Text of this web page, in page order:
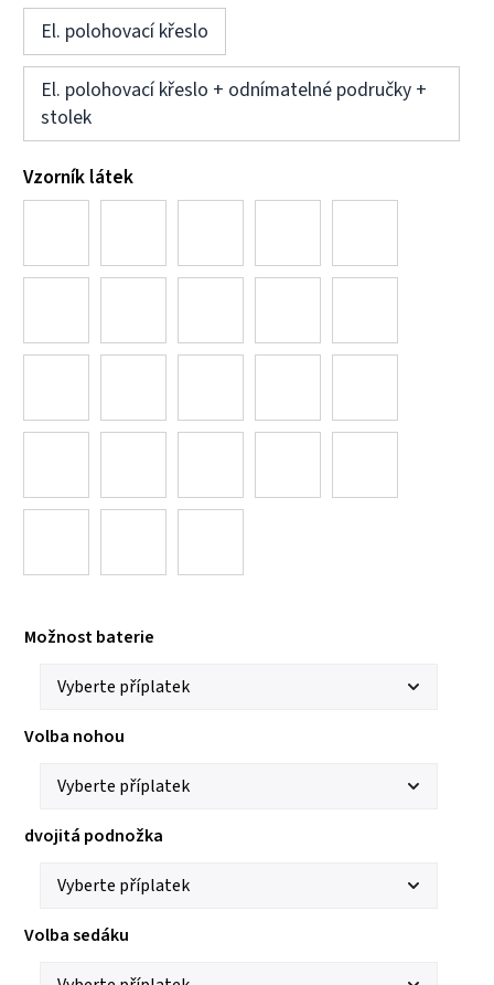
El. polohovací křeslo
El. polohovací křeslo + odnímatelné područky +
stolek
Vzorník látek
Možnost baterie
Volba nohou
dvojitá podnožka
Volba sedáku